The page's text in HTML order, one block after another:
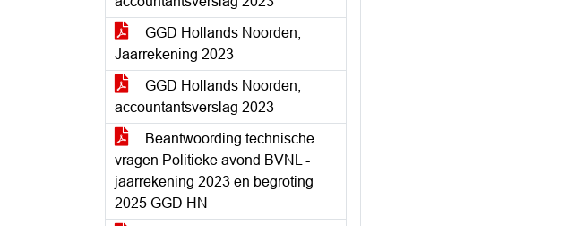
GGD Hollands Noorden,
Jaarrekening 2023
GGD Hollands Noorden,
accountantsverslag 2023
Beantwoording technische
vragen Politieke avond BVNL -
jaarrekening 2023 en begroting
2025 GGD HN